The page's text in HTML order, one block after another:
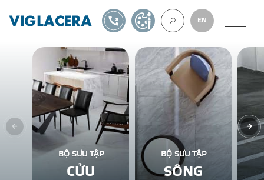
VỀ CHÚNG
GẠCH ỐP LÁT
BÊ TÔNG KHÍ
EN
1900561582TỰ THIẾT KẾ
BỘ SƯU TẬP
CỬU
BỘ SƯU TẬP
SÔNG